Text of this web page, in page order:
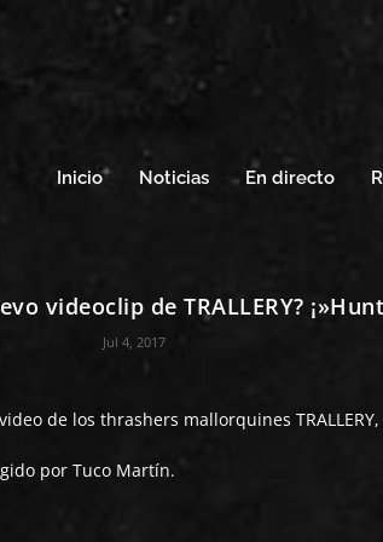
Inicio Noticias En directo
videoclip de TRALLERY?
Jul 4, 2017
de los thrashers mallorquinesTRALLERY
por Tuco Martín.